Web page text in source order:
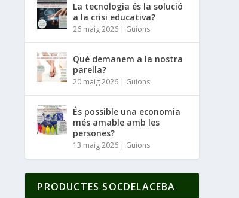
La tecnologia és la solució
a la crisi educativa?
26 maig 2026 | Guions
Què demanem a la nostra
parella?
20 maig 2026 | Guions
És possible una economia
més amable amb les
persones?
13 maig 2026 | Guions
PRODUCTES SOCDELACEBA